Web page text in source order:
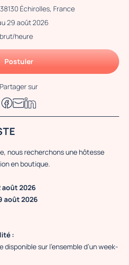
Échirolles, France
29 août 2026
brut/heure
Postuler
Partager sur
nous recherchons une hôtesse
en boutique.
août 2026
août 2026
:
disponible sur l’ensemble d’un week-